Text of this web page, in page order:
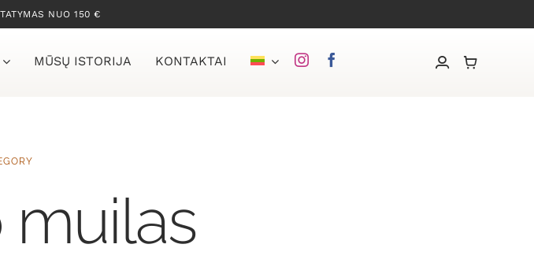
NUO 150 €
MŪSŲ ISTORIJA KONTAKTAI
muilas